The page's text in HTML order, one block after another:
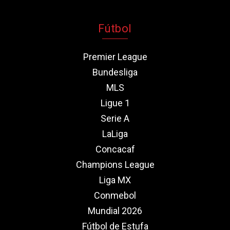
Fútbol
Premier League
Bundesliga
MLS
Ligue 1
Serie A
LaLiga
Concacaf
Champions League
Liga MX
Conmebol
Mundial 2026
Fútbol de Estufa